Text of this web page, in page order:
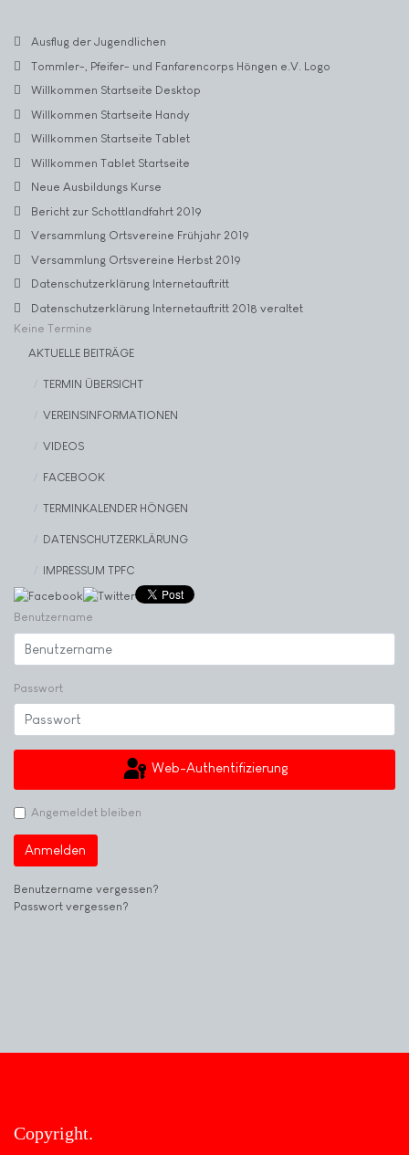
Ausflug der Jugendlichen
Tommler-, Pfeifer- und Fanfarencorps Höngen e.V. Logo
Willkommen Startseite Desktop
Willkommen Startseite Handy
Willkommen Startseite Tablet
Willkommen Tablet Startseite
Neue Ausbildungs Kurse
Bericht zur Schottlandfahrt 2019
Versammlung Ortsvereine Frühjahr 2019
Versammlung Ortsvereine Herbst 2019
Datenschutzerklärung Internetauftritt
Datenschutzerklärung Internetauftritt 2018 veraltet
Keine Termine
AKTUELLE BEITRÄGE
TERMIN ÜBERSICHT
VEREINSINFORMATIONEN
VIDEOS
FACEBOOK
TERMINKALENDER HÖNGEN
DATENSCHUTZERKLÄRUNG
IMPRESSUM TPFC
Benutzername
Passwort
Web-Authentifizierung
Angemeldet bleiben
Anmelden
Benutzername vergessen?
Passwort vergessen?
Copyright